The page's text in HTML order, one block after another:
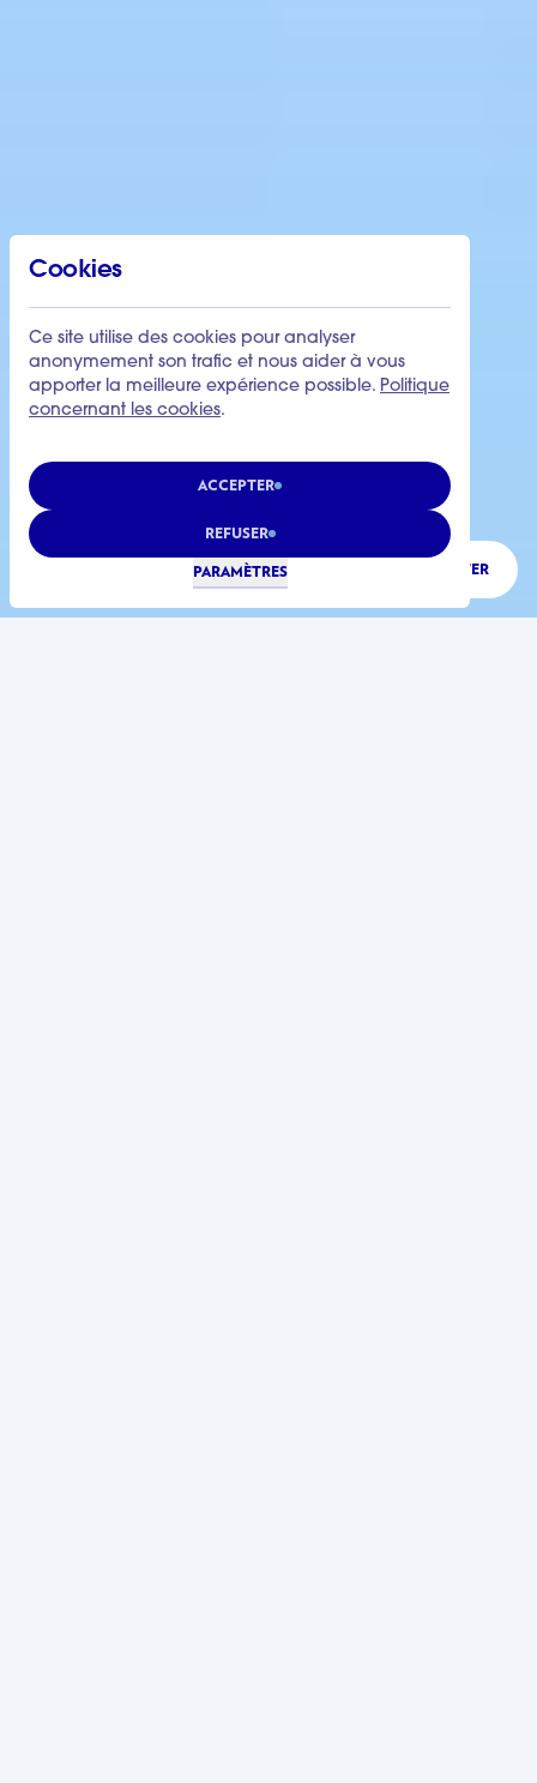
Cookies
Ce site utilise des cookies pour analyser
anonymement son trafic et nous aider à vous
apporter la meilleure expérience possible. Politique
concernant les cookies.
ACCEPTER
REFUSER
PARAMÈTRES ÉCOUTER